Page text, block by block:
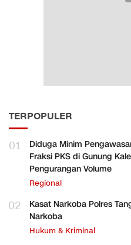
TERPOPULER
01
Diduga Minim
Fraksi PKS di Gunung
Pengurangan Volume
Regional
02
Kasat Narkoba Polres
Narkoba
Hukum & Kriminal